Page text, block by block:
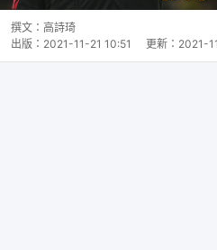
撰文： 高詩琦
出版： 2021-11-21 10:51 更新： 2021-